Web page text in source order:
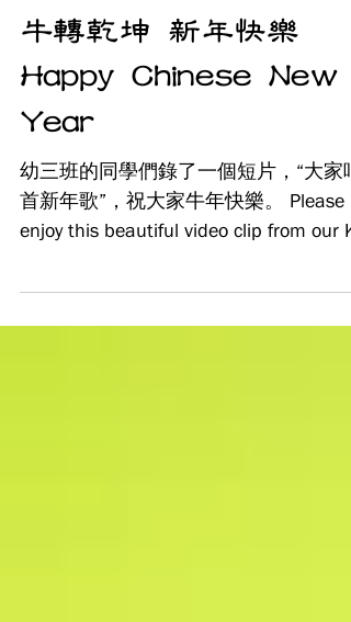
牛轉乾坤 新年快樂
Happy Chinese New
Year
幼三班的同學們錄了一個短片，“大家唱
首新年歌”，祝大家牛年快樂。 Please
class, wishing everyone Happy Chinese